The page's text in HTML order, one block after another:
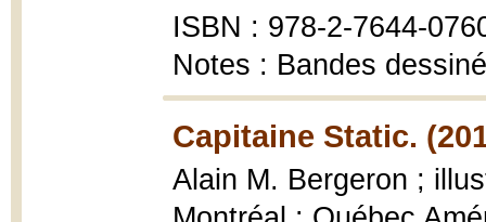
ISBN : 978-2-7644-
Notes : Bandes
Capitaine Static.
Alain M. Bergeron ;